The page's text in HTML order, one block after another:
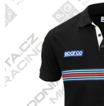
JEZDEC
TÝM
SERVIS
FANOUŠCI